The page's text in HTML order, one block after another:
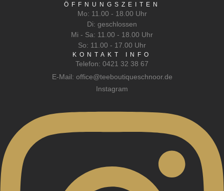
ÖFFNUNGSZEITEN
Mo: 11.00 - 18.00 Uhr
Di: geschlossen
Mi - Sa: 11.00 - 18.00 Uhr
So: 11.00 - 17.00 Uhr
KONTAKT INFO
Telefon: 0421 32 38 67
E-Mail: office@teeboutiqueschnoor.de
Instagram